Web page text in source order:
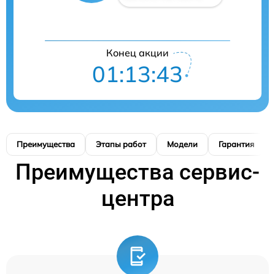
Конец акции
01:13:42
Преимущества Этапы работ Модели Гарантия
Преимущества сервис-
центра